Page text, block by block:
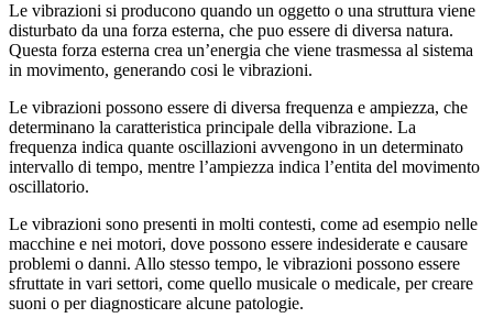
Le vibrazioni si producono quando un oggetto o una struttura viene
disturbato da una forza esterna, che puo essere di diversa natura.
Questa forza esterna crea un’energia che viene trasmessa al sistema
in movimento, generando cosi le vibrazioni.
Le vibrazioni possono essere di diversa frequenza e ampiezza, che
determinano la caratteristica principale della vibrazione. La
frequenza indica quante oscillazioni avvengono in un determinato
intervallo di tempo, mentre l’ampiezza indica l’entita del movimento
oscillatorio.
Le vibrazioni sono presenti in molti contesti, come ad esempio nelle
macchine e nei motori, dove possono essere indesiderate e causare
problemi o danni. Allo stesso tempo, le vibrazioni possono essere
sfruttate in vari settori, come quello musicale o medicale, per creare
suoni o per diagnosticare alcune patologie.